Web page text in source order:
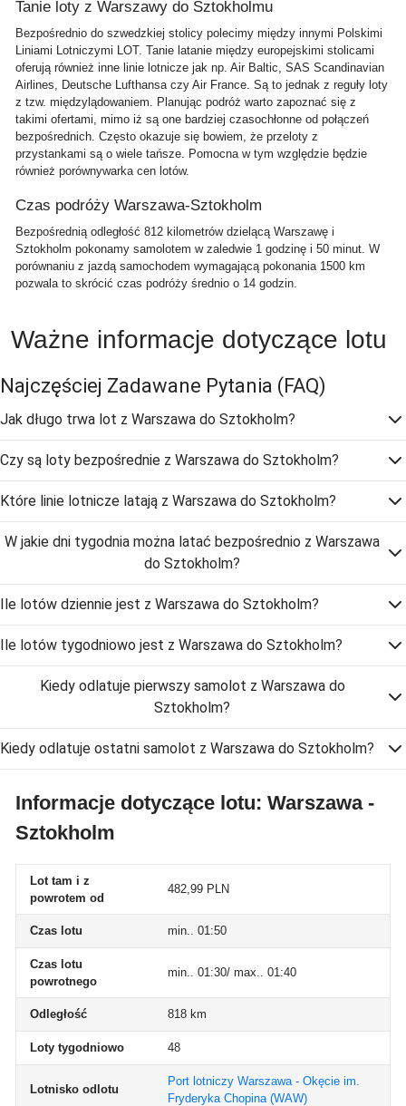
Tanie loty z Warszawy do Sztokholmu
Bezpośrednio do szwedzkiej stolicy polecimy między innymi Polskimi
Liniami Lotniczymi LOT. Tanie latanie między europejskimi stolicami
oferują również inne linie lotnicze jak np. Air Baltic, SAS Scandinavian
Airlines, Deutsche Lufthansa czy Air France. Są to jednak z reguły loty
z tzw. międzylądowaniem. Planując podróż warto zapoznać się z
takimi ofertami, mimo iż są one bardziej czasochłonne od połączeń
bezpośrednich. Często okazuje się bowiem, że przeloty z
przystankami są o wiele tańsze. Pomocna w tym względzie będzie
również porównywarka cen lotów.
Czas podróży Warszawa-Sztokholm
Bezpośrednią odległość 812 kilometrów dzielącą Warszawę i
Sztokholm pokonamy samolotem w zaledwie 1 godzinę i 50 minut. W
porównaniu z jazdą samochodem wymagającą pokonania 1500 km
pozwala to skrócić czas podróży średnio o 14 godzin.
Ważne informacje dotyczące lotu
Najczęściej Zadawane Pytania (FAQ)
Jak długo trwa lot z Warszawa do Sztokholm?
Czy są loty bezpośrednie z Warszawa do Sztokholm?
Które linie lotnicze latają z Warszawa do Sztokholm?
W jakie dni tygodnia można latać bezpośrednio z Warszawa
do Sztokholm?
Ile lotów dziennie jest z Warszawa do Sztokholm?
Ile lotów tygodniowo jest z Warszawa do Sztokholm?
Kiedy odlatuje pierwszy samolot z Warszawa do
Sztokholm?
Kiedy odlatuje ostatni samolot z Warszawa do Sztokholm?
Informacje dotyczące lotu: Warszawa -
Sztokholm
Lot tam i z
powrotem od
482,99 PLN
Czas lotu min.. 01:50
Czas lotu
powrotnego
min.. 01:30/ max.. 01:40
Odległość 818 km
Loty tygodniowo 48
Lotnisko odlotu
Port lotniczy Warszawa - Okęcie im.
Fryderyka Chopina(WAW)